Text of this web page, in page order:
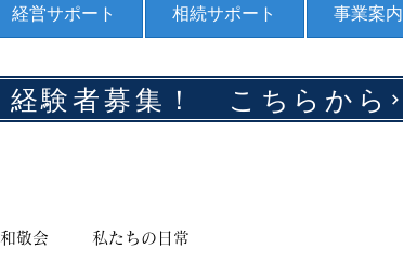
経営サポート 相続サポート 事業案内
経験者募集！ こちらから
和敬会 私たちの日常